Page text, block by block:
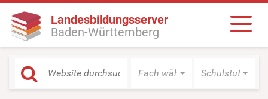
Landesbildungsserver
Baden-Württemberg
Fach wählen Schulstufe